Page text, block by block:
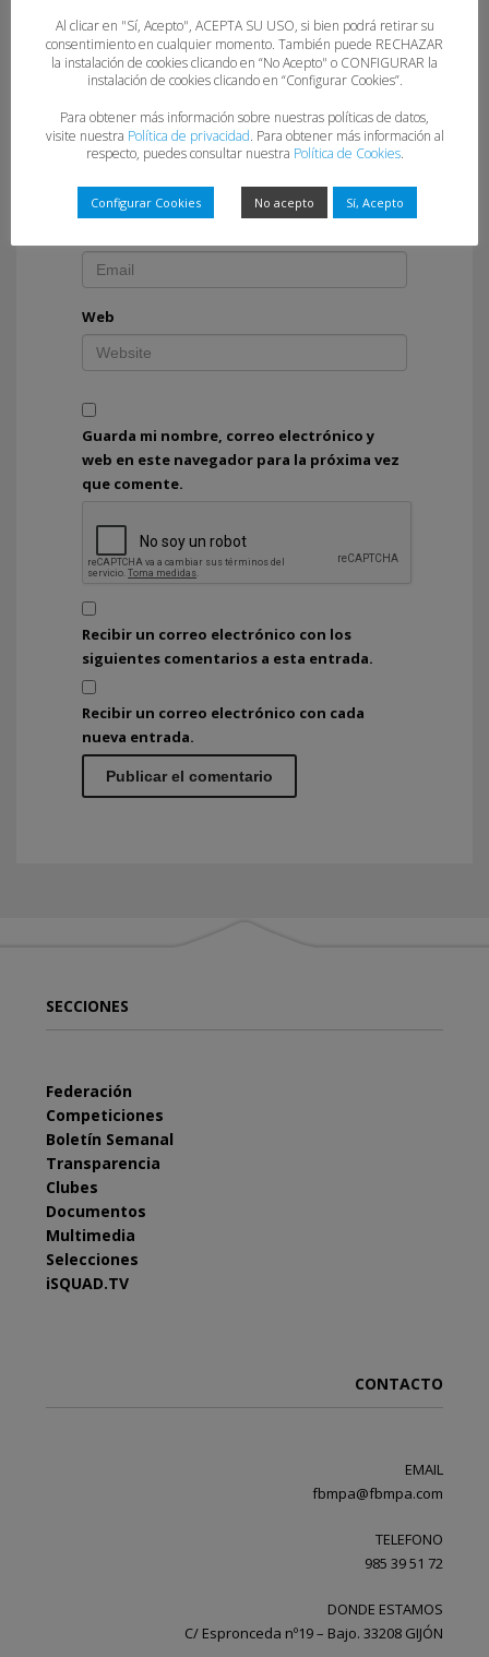
Nombre *
Web
Guarda mi nombre, correo electrónico y
web en este navegador para la próxima vez
que comente.
Recibir un correo electrónico con los
siguientes comentarios a esta entrada.
Recibir un correo electrónico con cada
nueva entrada.
SECCIONES
Federación
Competiciones
Boletín Semanal
Transparencia
Clubes
Documentos
Multimedia
Selecciones
iSQUAD.TV
CONTACTO
EMAIL
fbmpa@fbmpa.com
TELEFONO
985 39 51 72
DONDE ESTAMOS
C/ Espronceda nº19 – Bajo. 33208 GIJÓN
Al clicar en "Sí, Acepto", ACEPTA SU USO, si bien podrá retirar su
consentimiento en cualquier momento. También puede RECHAZAR
la instalación de cookies clicando en “No Acepto" o CONFIGURAR la
instalación de cookies clicando en “Configurar Cookies”.
Para obtener más información sobre nuestras políticas de datos,
visite nuestra Política de privacidad. Para obtener más información al
respecto, puedes consultar nuestra Política de Cookies.
Configurar Cookies No acepto Sí, Acepto